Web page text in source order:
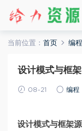
当前位置： 首页 编程
设计模式与框
08-21 编程
设计模式与框架